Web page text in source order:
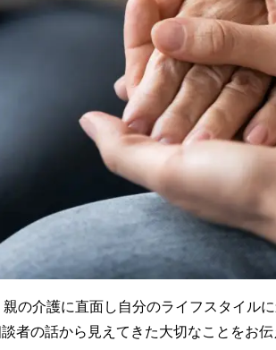
の介護に直面し自分のライフスタイル
者の話から見えてきた大切なことをお伝